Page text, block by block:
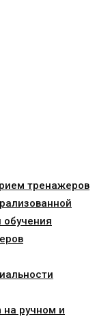
тренажеров
ручном и